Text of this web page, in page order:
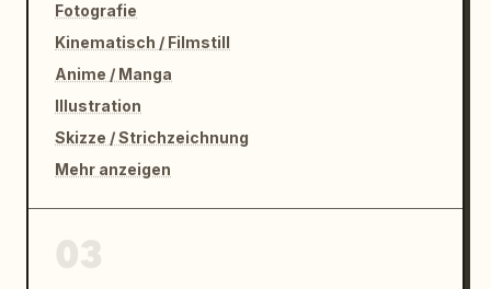
Fotografie
Kinematisch / Filmstill
Anime / Manga
Illustration
Skizze / Strichzeichnung
Mehr anzeigen